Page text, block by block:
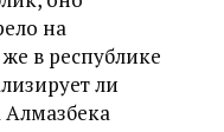
на
в республике
ли